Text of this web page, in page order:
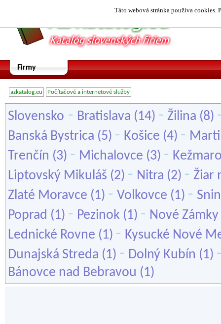
Táto webová stránka používa cookies.
Firmy
azkatalog.eu Počítačové a internetové služby
Slovensko - Bratislava (14) - Žilina (8)
Banská Bystrica (5) - Košice (4) -
Trenčín (3) - Michalovce (3) -
Liptovský Mikuláš (2) - Nitra (2) - Žiar
Zlaté Moravce (1) - Volkovce (1) -
Poprad (1) - Pezinok (1) - Nové Zámky
Lednické Rovne (1) - Kysucké Nové
Dunajská Streda (1) - Dolný Kubín (1)
Bánovce nad Bebravou (1)